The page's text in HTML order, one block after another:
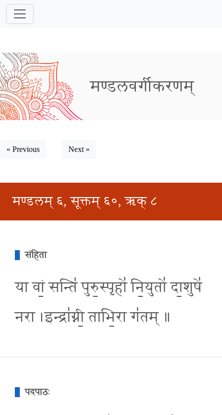
मण्डलवर्गीकरणम्
« Previous Next »
मण्डलम् ६, सूक्तम् ६०, ऋक् ८
संहिता
या वां॒ सन्ति॑ पुरु॒स्पृहो॑ नि॒युतो॑ दा॒शुषे॑
नरा ।इन्द्रा॑ग्नी॒ ताभि॒रा ग॑तम् ॥
पदपाठः